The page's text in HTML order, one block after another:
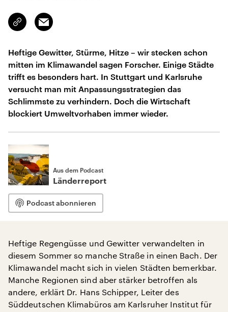
Link
kopieren/teilen
Email
Heftige Gewitter, Stürme, Hitze – wir stecken schon
mitten im Klimawandel sagen Forscher. Einige Städte
trifft es besonders hart. In Stuttgart und Karlsruhe
versucht man mit Anpassungsstrategien das
Schlimmste zu verhindern. Doch die Wirtschaft
blockiert Umweltvorhaben immer wieder.
Aus dem Podcast
Länderreport
Podcast abonnieren
Heftige Regengüsse und Gewitter verwandelten in
diesem Sommer so manche Straße in einen Bach. Der
Klimawandel macht sich in vielen Städten bemerkbar.
Manche Regionen sind aber stärker betroffen als
andere, erklärt Dr. Hans Schipper, Leiter des
Süddeutschen Klimabüros am Karlsruher Institut für